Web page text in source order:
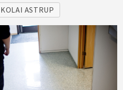
ASTRUP